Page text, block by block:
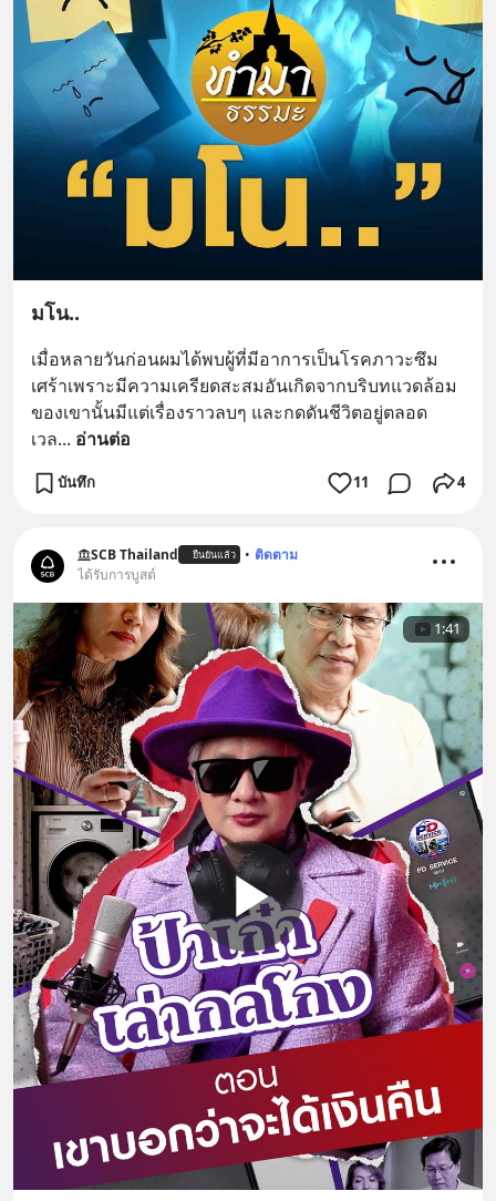
มโน..
เมื่อหลายวันก่อนผมได้พบผู้ที่มีอาการเป็นโรคภาวะซึม
เศร้าเพราะมีความเครียดสะสมอันเกิดจากบริบทแวดล้อม
ของเขานั้นมีแต่เรื่องราวลบๆ และกดดันชีวิตอยู่ตลอด
เวล... อ่านต่อ
บันทึก 11 4
SCB Thailand ยืนยันแล้ว • ติดตาม
ได้รับการบูสต์
1:41